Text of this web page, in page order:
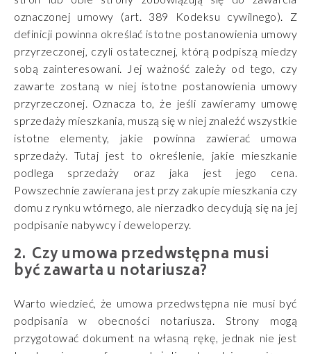
oznaczonej umowy (art. 389 Kodeksu cywilnego). Z
definicji powinna określać istotne postanowienia umowy
przyrzeczonej, czyli ostatecznej, którą podpiszą miedzy
sobą zainteresowani. Jej ważność zależy od tego, czy
zawarte zostaną w niej istotne postanowienia umowy
przyrzeczonej. Oznacza to, że jeśli zawieramy umowę
sprzedaży mieszkania, muszą się w niej znaleźć wszystkie
istotne elementy, jakie powinna zawierać umowa
sprzedaży. Tutaj jest to określenie, jakie mieszkanie
podlega sprzedaży oraz jaka jest jego cena.
Powszechnie zawierana jest przy zakupie mieszkania czy
domu z rynku wtórnego, ale nierzadko decydują się na jej
podpisanie nabywcy i deweloperzy.
Czy umowa przedwstępna musi
być zawarta u notariusza?
Warto wiedzieć, że umowa przedwstępna nie musi być
podpisania w obecności notariusza. Strony mogą
przygotować dokument na własną rękę, jednak nie jest